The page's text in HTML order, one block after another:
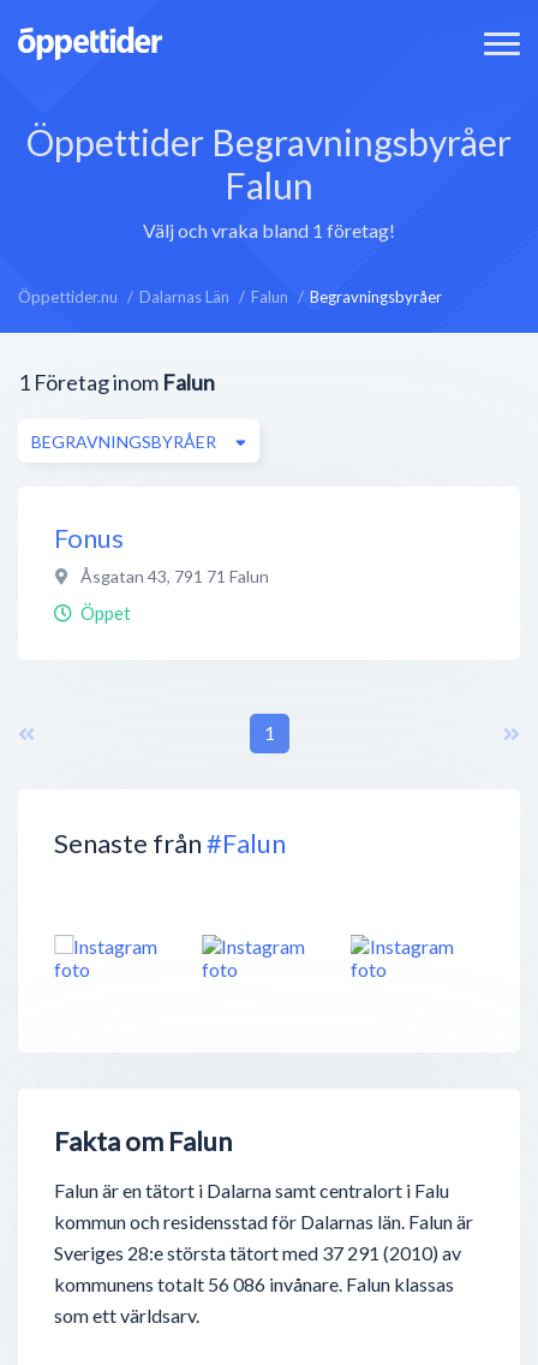
Öppettider Begravningsbyråer
Falun
Välj och vraka bland 1 företag!
Öppettider.nu Dalarnas Län Falun Begravningsbyråer
Senaste från#Falun
Fakta om Falun
Falun är en tätort i Dalarna samt centralort i Falu
kommun och residensstad för Dalarnas län. Falun är
Sveriges 28:e största tätort med 37 291 (2010) av
kommunens totalt 56 086 invånare. Falun klassas
som ett världsarv.
1 Företag inom Falun
BEGRAVNINGSBYRÅER
Fonus
Åsgatan 43, 791 71 Falun
Öppet
1